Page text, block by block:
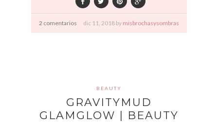
2 comentarios dic 11, 2018 by misbrochasysombras
BEAUTY
GRAVITYMUD
GLAMGLOW | BEAUTY